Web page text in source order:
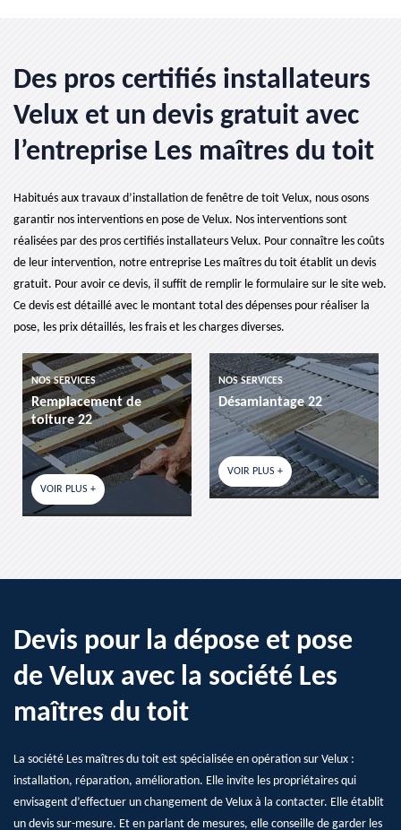
Des pros certifiés installateurs
Velux et un devis gratuit avec
l’entreprise Les maîtres du toit
Habitués aux travaux d’installation de fenêtre de toit Velux, nous osons
garantir nos interventions en pose de Velux. Nos interventions sont
réalisées par des pros certifiés installateurs Velux. Pour connaître les coûts
de leur intervention, notre entreprise Les maîtres du toit établit un devis
gratuit. Pour avoir ce devis, il suffit de remplir le formulaire sur le site web.
Ce devis est détaillé avec le montant total des dépenses pour réaliser la
pose, les prix détaillés, les frais et les charges diverses.
NOS SERVICES
Remplacement de
toiture 22
VOIR PLUS +
NOS SERVICES
Désamiantage 22
VOIR PLUS +
Devis pour la dépose et pose
de Velux avec la société Les
maîtres du toit
La société Les maîtres du toit est spécialisée en opération sur Velux :
installation, réparation, amélioration. Elle invite les propriétaires qui
envisagent d’effectuer un changement de Velux à la contacter. Elle établit
un devis sur-mesure. Et en parlant de mesures, elle conseille de garder les